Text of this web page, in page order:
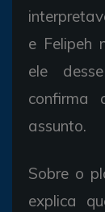
e Felipeh
ele
confirma
assunto.
Sobre o
explica